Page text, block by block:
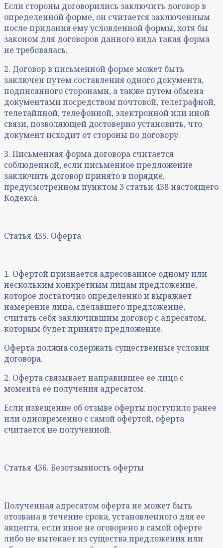
Если стороны договорились заключить договор в
определенной форме, он считается заключенным
после придания ему условленной формы, хотя бы
законом для договоров данного вида такая форма
не требовалась.
2. Договор в письменной форме может быть
заключен путем составления одного документа,
подписанного сторонами, а также путем обмена
документами посредством почтовой, телеграфной,
телетайпной, телефонной, электронной или иной
связи, позволяющей достоверно установить, что
документ исходит от стороны по договору.
3. Письменная форма договора считается
соблюденной, если письменное предложение
заключить договор принято в порядке,
предусмотренном пунктом 3 статьи 438 настоящего
Кодекса.
Статья 435. Оферта
1. Офертой признается адресованное одному или
нескольким конкретным лицам предложение,
которое достаточно определенно и выражает
намерение лица, сделавшего предложение,
считать себя заключившим договор с адресатом,
которым будет принято предложение.
Оферта должна содержать существенные условия
договора.
2. Оферта связывает направившее ее лицо с
момента ее получения адресатом.
Если извещение об отзыве оферты поступило ранее
или одновременно с самой офертой, оферта
считается не полученной.
Статья 436. Безотзывность оферты
Полученная адресатом оферта не может быть
отозвана в течение срока, установленного для ее
акцепта, если иное не оговорено в самой оферте
либо не вытекает из существа предложения или